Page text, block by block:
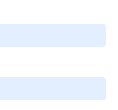
ナーの受賞歴がある、G
ゴーガのビジネスも拡大
ど様々な業界で利用され